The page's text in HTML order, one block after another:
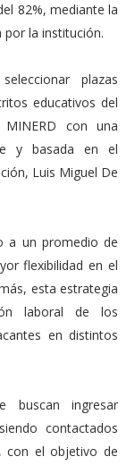
82%, mediante la
la institución.
plazas
educativos del
con una
y basada en el
Luis Miguel De
a un promedio de
flexibilidad en el
esta estrategia
laboral de los
en distintos
buscan ingresar
contactados
con el objetivo de